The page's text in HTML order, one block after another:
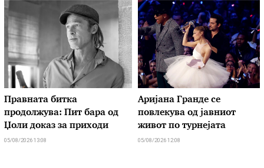
Правната битка
продолжува: Пит бара од
Џоли доказ за приходи
05/08/2026 13:08
Аријана Гранде се
повлекува од јавниот
живот по турнејата
05/08/2026 12:08